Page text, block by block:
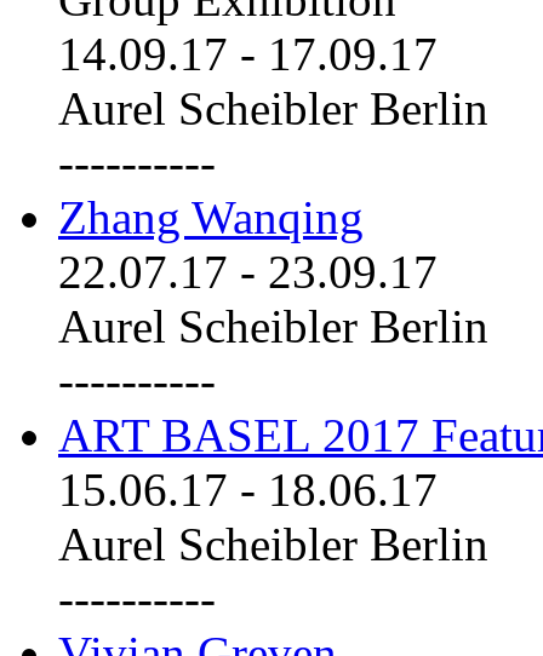
14.09.17 - 17.09.17
Aurel Scheibler Berlin
----------
Zhang Wanqing
22.07.17 - 23.09.17
Aurel Scheibler Berlin
----------
ART BASEL 2017
15.06.17 - 18.06.17
Aurel Scheibler Berlin
----------